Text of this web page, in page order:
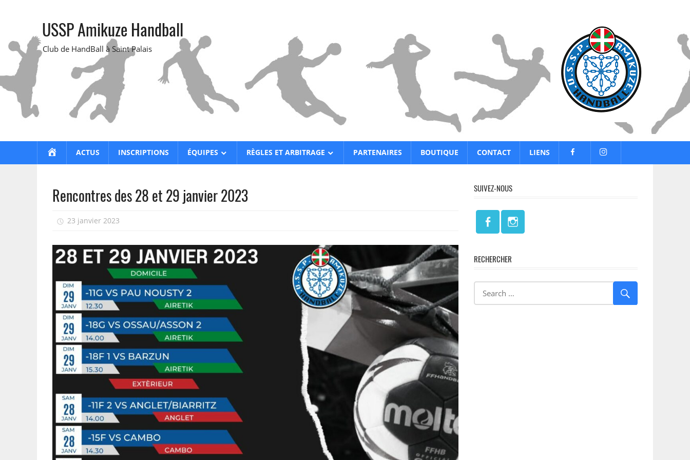
USSP Amikuze Handball
Club de HandBall à Saint Palais
ACCUEILACTUS INSCRIPTIONS ÉQUIPES RÈGLES ET ARBITRAGE PARTENAIRES BOUTIQUE CONTACT LIENS
Rencontres des 28 et 29 janvier 2023
23 janvier 2023
SUIVEZ-NOUS
RECHERCHER